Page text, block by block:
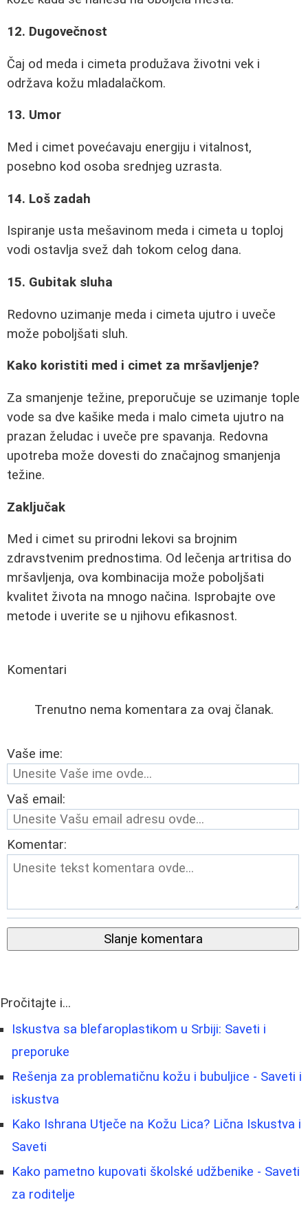
12. Dugovečnost
Čaj od meda i cimeta produžava životni vek i
održava kožu mladalačkom.
13. Umor
Med i cimet povećavaju energiju i vitalnost,
posebno kod osoba srednjeg uzrasta.
14. Loš zadah
Ispiranje usta mešavinom meda i cimeta u toploj
vodi ostavlja svež dah tokom celog dana.
15. Gubitak sluha
Redovno uzimanje meda i cimeta ujutro i uveče
može poboljšati sluh.
Kako koristiti med i cimet za mršavljenje?
Za smanjenje težine, preporučuje se uzimanje tople
vode sa dve kašike meda i malo cimeta ujutro na
prazan želudac i uveče pre spavanja. Redovna
upotreba može dovesti do značajnog smanjenja
težine.
Zaključak
Med i cimet su prirodni lekovi sa brojnim
zdravstvenim prednostima. Od lečenja artritisa do
mršavljenja, ova kombinacija može poboljšati
kvalitet života na mnogo načina. Isprobajte ove
metode i uverite se u njihovu efikasnost.
Komentari
Trenutno nema komentara za ovaj članak.
Vaše ime:
Vaš email:
Komentar:
Slanje komentara
Pročitajte i...
Iskustva sa blefaroplastikom u Srbiji: Saveti i
preporuke
Rešenja za problematičnu kožu i bubuljice - Saveti i
iskustva
Kako Ishrana Utječe na Kožu Lica? Lična Iskustva i
Saveti
Kako pametno kupovati školské udžbenike - Saveti
za roditelje